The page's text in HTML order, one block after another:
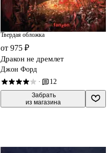
Твердая обложка
от 975 ₽
Дракон не дремлет
Джон Форд
· 12
Забрать
из магазина